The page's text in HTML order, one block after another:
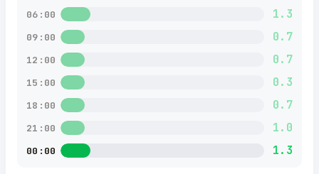
06:00 1.3
09:00 0.7
12:00 0.7
15:00 0.3
18:00 0.7
21:00 1.0
00:00 1.3